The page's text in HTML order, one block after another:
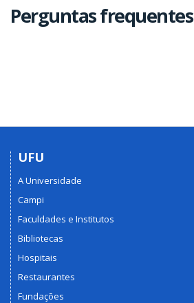
Perguntas frequentes
UFU
A Universidade
Campi
Faculdades e Institutos
Bibliotecas
Hospitais
Restaurantes
Fundações